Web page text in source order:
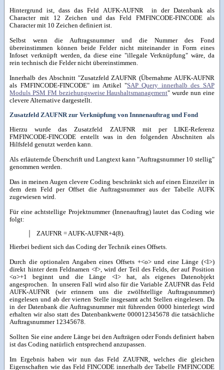
Hintergrund ist, dass das Feld AUFK-AUFNR in der Datenbank als
Character mit 12 Zeichen und das Feld FMFINCODE-FINCODE als
Character mit 10 Zeichen definiert ist.
Selbst wenn die Auftragsnummer und die Nummer des Fond
übereinstimmen können beide Felder nicht miteinander in Form eines
Infoset verknüpft werden, da diese eine "illegale Verknüpfung" wäre, da
rein technisch die Felder nicht übereinstimmen.
Innerhalb des Abschnitt "Zusatzfeld ZAUFNR (Übernahme AUFK-AUFNR
als FMFINCODE-FINCODE" im Artikel "SAP Query innerhalb des SAP
Moduls PSM FM beziehungsweise Haushaltsmanagement" wurde nun eine
clevere Alternative dargestellt.
Zusatzfeld ZAUFNR zur Verknüpfung von Innnenauftrag und Fond
Hierzu wurde das Zusatzfeld ZAUFNR mit per LIKE-Referenz
FMFINCODE-FINCODE erstellt was in den folgenden Abschniten als
Hilfsfeld genutzt werden kann.
Als erläuternde Überschrift und Langtext kann "Auftragsnummer 10 stellig"
genommen werden.
Das in meinen Augen clevere Coding beschränkt sich auf einen Einzeiler in
dem dem Feld per Offset die Auftragsnummer aus der Tabelle AUFK
zugewiesen wird.
Für eine achtstellige Projektnummer (Innenauftrag) lautet das Coding wie
folgt:
ZAUFNR = AUFK-AUFNR+4(8).
Hierbei bedient sich das Coding der Technik eines Offsets.
Durch die optionalen Angaben eines Offsets +<o> und eine Länge (<l>)
direkt hinter dem Feldnamen <f>, wird der Teil des Felds, der auf Position
<o>+1 beginnt und die Länge <l> hat, als eigenes Datenobjekt
angesprochen. In unseren Fall wird also für die Variable ZAUFNR das Feld
AUFK-AUFNR (wir erinnern uns die zwölfstellige Auftragsnummer)
eingelesen und ab der vierten Stelle insgesamt acht Stellen eingelesen. Da
in der Datenbank die Auftragsnummer mit führenden 0000 hinterlegt wird
erhalten wir also statt des Datenbankwerte 000012345678 die tatsächliche
Auftragsnummer 12345678.
Sollten Sie eine andere Länge bei den Aufträgen oder Fonds definiert haben
ist das Coding natürlich entsprechend anzupassen.
Im Ergebnis haben wir nun das Feld ZAUFNR, welches die gleichen
Eigenschaften wie das Feld FINCODE innerhalb der Tabelle FMFINCODE